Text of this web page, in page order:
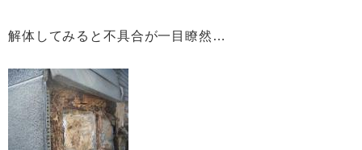
解体してみると不具合が一目瞭然…